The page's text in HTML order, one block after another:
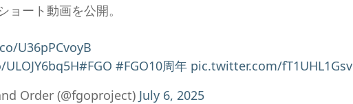
ート動画を公開。
U36pPCvoyB
#FGO #FGO10周年 pic.twitter.com/fT1UHL1Gsv
Order (@fgoproject) July 6, 2025